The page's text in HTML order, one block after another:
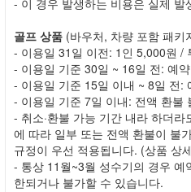
- 이 경우 발생하는 비용은 실제 발
골프 상품 (바우처, 차량 포함 패키
- 이용일 31일 이전: 1인 5,000원 /
- 이용일 기준 30일 ~ 16일 전: 예
- 이용일 기준 15일 이내 ~ 8일 전:
- 이용일 기준 7일 이내: 전액 환불
- 취소·환불 가능 기간 내라 하더
에 따라 일부 또는 전액 환불이 불
규정이 우선 적용됩니다. (상품 상
- 통상 11월~3월 성수기의 경우 예
한되거나 불가할 수 있습니다.